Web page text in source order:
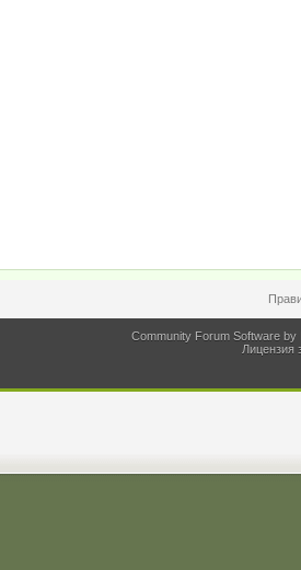
Community Forum Software by
Лицензия